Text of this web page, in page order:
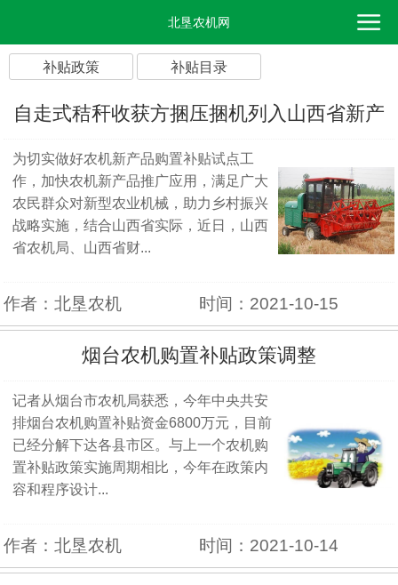
北垦农机网
补贴政策 补贴目录
自走式秸秆收获方捆压捆机列入山西省新产
品购置补贴试点
为切实做好农机新产品购置补贴试点工
作，加快农机新产品推广应用，满足广大
农民群众对新型农业机械，助力乡村振兴
战略实施，结合山西省实际，近日，山西
省农机局、山西省财...
作者：北垦农机 时间：2021-10-15
烟台农机购置补贴政策调整
记者从烟台市农机局获悉，今年中央共安
排烟台农机购置补贴资金6800万元，目前
已经分解下达各县市区。与上一个农机购
置补贴政策实施周期相比，今年在政策内
容和程序设计...
作者：北垦农机 时间：2021-10-14